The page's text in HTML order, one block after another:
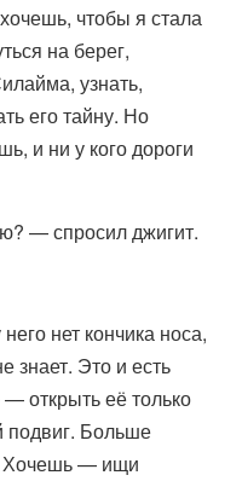
чтобы я стала
на берег,
узнать,
его тайну. Но
и ни у кого дороги
— спросил джигит.
нет кончика носа,
знает. Это и есть
открыть её только
подвиг. Больше
Хочешь — ищи